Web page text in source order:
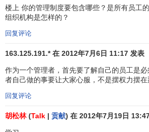
楼上 你的管理制度要包含哪些？是所有员工
组织机构是怎样的？
回复评论
163.125.191.* 在 2012年7月6日 11:17 发表
作为一个管理者，首先要了解自己的员工是
者自己做的事要让大家心服，不是摆权力摆在
回复评论
胡松林(Talk | 贡献) 在 2012年7月19日